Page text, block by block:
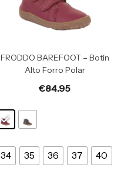
FRODDO BAREFOOT – Botín
Alto Forro Polar
€84.95
34 35 36 37 40